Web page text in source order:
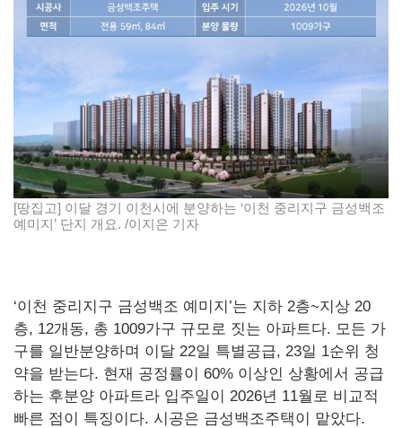
[땅집고] 이달 경기 이천시에 분양하는 ‘이천 중리지구 금성백조
예미지’ 단지 개요. /이지은 기자
‘이천 중리지구 금성백조 예미지’는 지하 2층~지상 20
층, 12개동, 총 1009가구 규모로 짓는 아파트다. 모든 가
구를 일반분양하며 이달 22일 특별공급, 23일 1순위 청
약을 받는다. 현재 공정률이 60% 이상인 상황에서 공급
하는 후분양 아파트라 입주일이 2026년 11월로 비교적
빠른 점이 특징이다. 시공은 금성백조주택이 맡았다.